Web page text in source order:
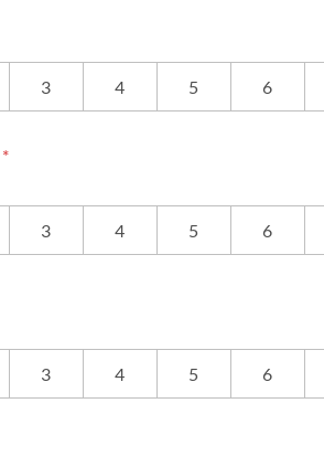
3 4 5 6
*
3 4 5 6
3 4 5 6